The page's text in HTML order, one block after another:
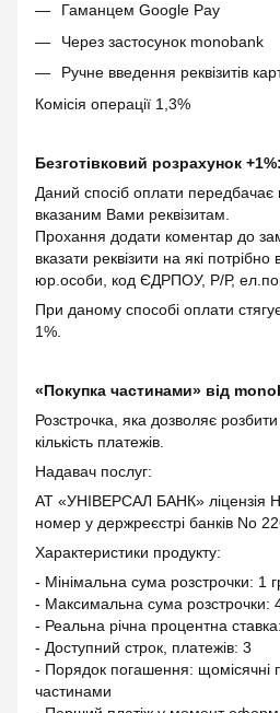
Гаманцем Google Pay
Через застосунок monobank
Ручне введення реквізитів
Комісія операції 1,3%
Безготівковий розрахунок +1%:
Даний спосіб оплати передбачає
вказаним Вами реквізитам.
Прохання додати коментар до
вказати реквізити на які
юр.особи, код ЄДРПОУ, Р/Р,
При даному способі оплати
1%.
«Покупка частинами» від
Розстрочка, яка дозволяє
кількість платежів.
Надавач послуг:
АТ «УНІВЕРСАЛ БАНК» ліцензія
номер у держреєстрі банків No
Характеристики продукту:
- Мінімальна сума розстрочки: 1
- Максимальна сума розстрочки:
- Реальна річна процентна
- Доступний строк, платежів: 3
- Порядок погашення: щомісячні
частинами